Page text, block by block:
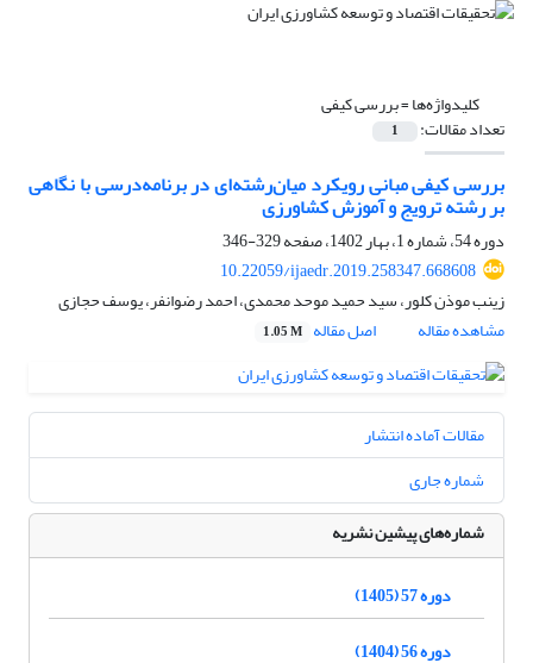
کلیدواژه‌ها =بررسی کیفی
تعداد مقالات: 1
بررسی کیفی مبانی رویکرد میان‌رشته‌ای در برنامه‌درسی با نگاهی
بر رشته ترویج و آموزش کشاورزی
دوره 54، شماره 1، بهار 1402، صفحه
329-346
10.22059/ijaedr.2019.258347.668608
زینب موذن کلور، سید حمید موحد محمدی، احمد رضوانفر، یوسف حجازی
مشاهده مقاله
اصل مقاله 1.05 M
مقالات آماده انتشار
شماره جاری
شماره‌های پیشین نشریه
دوره 57 (1405)
دوره 56 (1404)